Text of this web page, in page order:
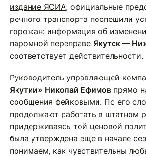
издание ЯСИА, официальные
речного транспорта поспешили
горожан: информация об
паромной переправе Якутск —
соответствует действительности.
Руководитель управляющей
Якутии» Николай Ефимов прямо
сообщения фейковыми. По его
продолжают работать в штатном
придерживаясь той ценовой
была утверждена еще в начале
понимаем, как чувствительны